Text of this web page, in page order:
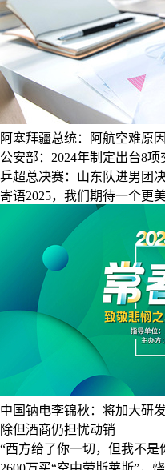
阿塞拜疆总统：阿航空难原
公安部：2024年制定出台8
乒超总决赛：山东队进男团
寄语2025，我们期待一个更
中国钠电李锦秋：将加大研
除但酒商仍担忧动销
“西方给了你一切，但我不是